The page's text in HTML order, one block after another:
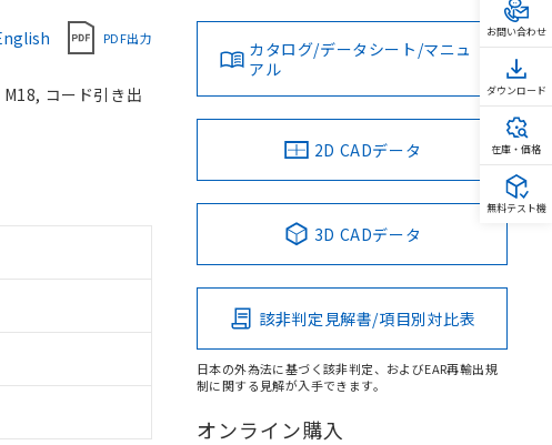
PDF出力
コード引き出
カタログ/データシート/マニュ
アル
2D CADデータ
3D CADデータ
該非判定見解書/項目別対比表
日本の外為法に基づく該非判定、およびEAR再輸出規
制に関する見解が入手できます。
オンライン購入
お問い合わせ
ダウンロード
在庫・価格
無料テスト機